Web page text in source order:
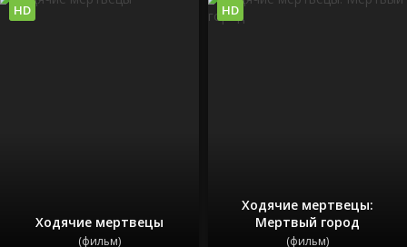
Ходячие мертвецы
(фильм)
HD
Ходячие мертвецы:
Мертвый город
(фильм)
HD